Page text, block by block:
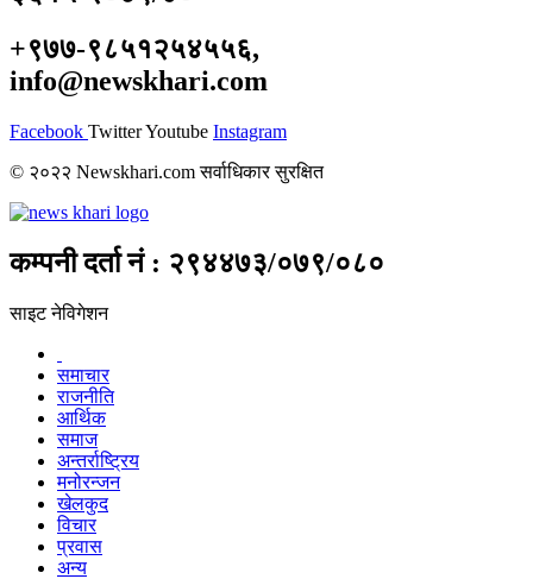
+९७७-९८५१२५४५५६,
info@newskhari.com
Facebook TwitterYoutube Instagram
© २०२२ Newskhari.com सर्वाधिकार सुरक्षित
कम्पनी दर्ता नं : २९४४७३/०७९/०८०
साइट नेविगेशन
समाचार
राजनीति
आर्थिक
समाज
अन्तर्राष्ट्रिय
मनोरन्जन
खेलकुद
विचार
प्रवास
अन्य